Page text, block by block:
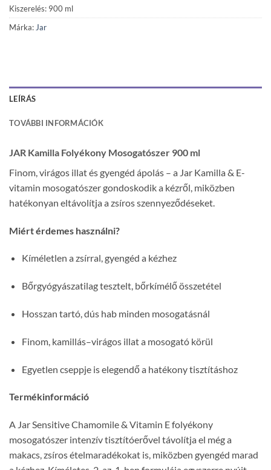
Kiszerelés: 900 ml
Márka: Jar
LEÍRÁS
TOVÁBBI INFORMÁCIÓK
JAR Kamilla Folyékony Mosogatószer 900 ml
Finom, virágos illat és gyengéd ápolás – a Jar Kamilla & E-
vitamin mosogatószer gondoskodik a kézről, miközben
hatékonyan eltávolítja a zsíros szennyeződéseket.
Miért érdemes használni?
Kíméletlen a zsírral, gyengéd a kézhez
Bőrgyógyászatilag tesztelt, bőrkímélő összetétel
Hosszan tartó, dús hab minden mosogatásnál
Finom, kamillás–virágos illat a mosogató körül
Egyetlen cseppje is elegendő a hatékony tisztításhoz
Termékinformáció
A Jar Sensitive Chamomile & Vitamin E folyékony
mosogatószer intenzív tisztítóerővel távolítja el még a
makacs, zsíros ételmaradékokat is, miközben gyengéd marad